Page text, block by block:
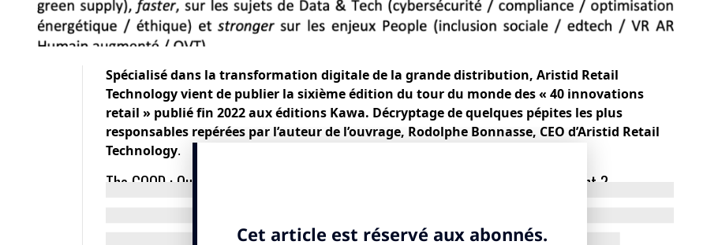
Spécialisé dans la transformation digitale de la grande distribution, Aristid Retail
Technology vient de publier la sixième édition du tour du monde des « 40 innovations
retail » publié fin 2022 auxéditions Kawa. Décryptage de quelques pépites les plus
responsables repérées par l’auteur de l’ouvrage, Rodolphe Bonnasse, CEO d’Aristid Retail
Technology.
The GOOD : Quelles sont les grandes tendances des points de vente en ce moment ?
couru derrière le « tout numérique », on sent que cette tendance ralentit. Désormais, la tech se